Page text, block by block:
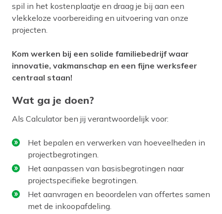
spil in het kostenplaatje en draag je bij aan een
vlekkeloze voorbereiding en uitvoering van onze
projecten.
Kom werken bij een solide familiebedrijf waar
innovatie, vakmanschap en een fijne werksfeer
centraal staan!
Wat ga je doen?
Als Calculator ben jij verantwoordelijk voor:
Het bepalen en verwerken van hoeveelheden in
projectbegrotingen.
Het aanpassen van basisbegrotingen naar
projectspecifieke begrotingen.
Het aanvragen en beoordelen van offertes samen
met de inkoopafdeling.